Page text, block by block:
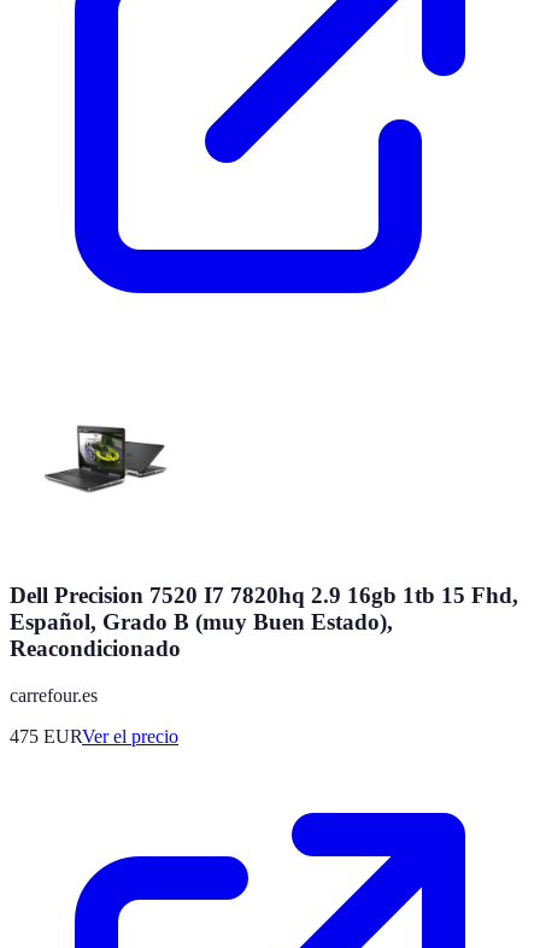
Dell Precision 7520 I7 7820hq 2.9 16gb 1tb 15 Fhd,
Español, Grado B (muy Buen Estado),
Reacondicionado
carrefour.es
475 EURVer el precio